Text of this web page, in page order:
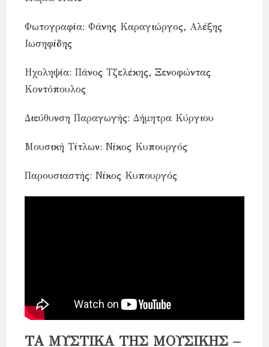
Φωτογραφία: Φάνης Καραγιώργος, Αλέξης
Ιωσηφίδης
Ηχοληψία: Πάνος Τζελέκης, Ξενοφώντας
Κοντόπουλος
Διεύθυνση Παραγωγής: Δήμητρα Κύργιου
Μουσική Τίτλων: Νίκος Κυπουργός
Παρουσιαστής: Νίκος Κυπουργός
ΤΑ ΜΥΣΤΙΚΑ ΤΗΣ ΜΟΥΣΙΚΗΣ –